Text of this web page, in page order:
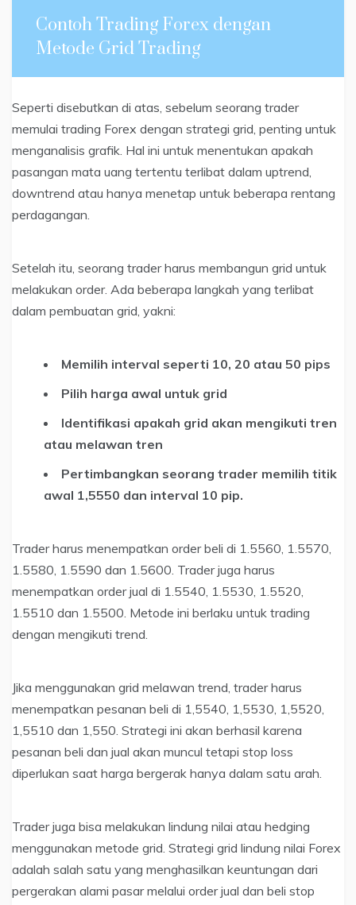
Contoh Trading Forex dengan
Metode Grid Trading
Seperti disebutkan di atas, sebelum seorang trader
memulai trading Forex dengan strategi grid, penting untuk
menganalisis grafik. Hal ini untuk menentukan apakah
pasangan mata uang tertentu terlibat dalam uptrend,
downtrend atau hanya menetap untuk beberapa rentang
perdagangan.
Setelah itu, seorang trader harus membangun grid untuk
melakukan order. Ada beberapa langkah yang terlibat
dalam pembuatan grid, yakni:
Memilih interval seperti 10, 20 atau 50 pips
Pilih harga awal untuk grid
Identifikasi apakah grid akan mengikuti tren
atau melawan tren
Pertimbangkan seorang trader memilih titik
awal 1,5550 dan interval 10 pip.
Trader harus menempatkan order beli di 1.5560, 1.5570,
1.5580, 1.5590 dan 1.5600. Trader juga harus
menempatkan order jual di 1.5540, 1.5530, 1.5520,
1.5510 dan 1.5500. Metode ini berlaku untuk trading
dengan mengikuti trend.
Jika menggunakan grid melawan trend, trader harus
menempatkan pesanan beli di 1,5540, 1,5530, 1,5520,
1,5510 dan 1,550. Strategi ini akan berhasil karena
pesanan beli dan jual akan muncul tetapi stop loss
diperlukan saat harga bergerak hanya dalam satu arah.
Trader juga bisa melakukan lindung nilai atau hedging
menggunakan metode grid. Strategi grid lindung nilai Forex
adalah salah satu yang menghasilkan keuntungan dari
pergerakan alami pasar melalui order jual dan beli stop